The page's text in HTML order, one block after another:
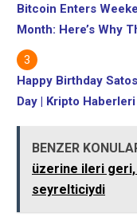
Bitcoin Enters
Month: Here’s Why
Happy Birthday
Day | Kripto Haberleri
BENZER
üzerine ileri geri,
seyrelticiydi